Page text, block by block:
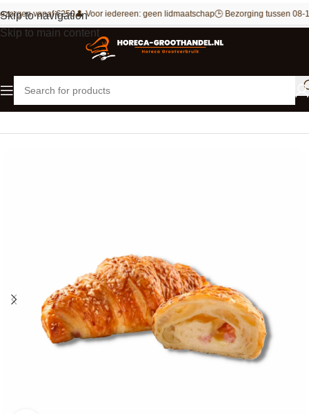
Skip to navigation
Skip to main content
vanaf €250👤 Voor iedereen: geen lidmaatschap🕒 Bezorging tussen 08-
Home Bakkerij Croissants